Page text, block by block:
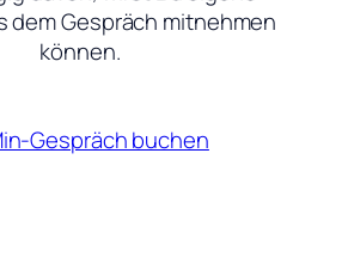
dem Gespräch mitnehmen
können.
Gespräch buchen